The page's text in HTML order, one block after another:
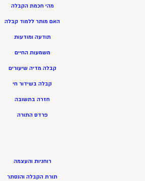
מהי חכמת הקבלה
האם מותר ללמוד קבלה
תודעה ומודעות
משמעות החיים
קבלה מדיה שיעורים
קבלה בשידור חי
חזרה בתשובה
פרדס התורה
רוחניות והעצמה
תורת הקבלה והנסתר